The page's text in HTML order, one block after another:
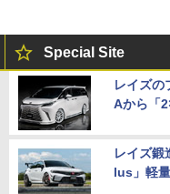
Special Site
レイズの
Aから「
レイズ鍛
lus」軽